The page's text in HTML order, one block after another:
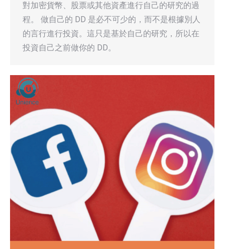
對加密貨幣、股票或其他資產進行自己的研究的過
程。 做自己的 DD 是必不可少的，而不是根據別人
的言行進行投資。這只是基於自己的研究，所以在
投資自己之前做你的 DD。